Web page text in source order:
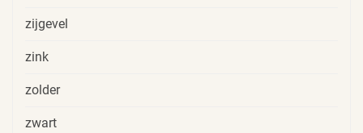
zijgevel
zink
zolder
zwart